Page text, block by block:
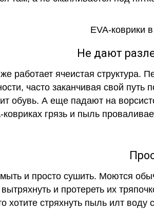
Не дают
работает ячеистая структура.
часто заканчивая свой
обувь. А еще падают на
ковриках грязь и пыль
и просто сушить. Моются
и протереть их
хотите стряхнуть пыль илт воду